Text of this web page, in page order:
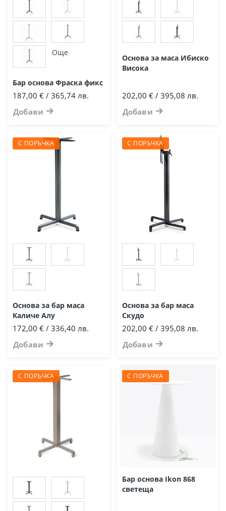
Още
Бар основа Фраска фикс
187,00 € / 365,74 лв.
Добави
Основа за маса Ибиско
Висока
202,00 € / 395,08 лв.
Добави
С ПОРЪЧКА
Основа за бар маса
Каличе Алу
172,00 € / 336,40 лв.
Добави
С ПОРЪЧКА
Основа за бар маса
Скудо
202,00 € / 395,08 лв.
Добави
С ПОРЪЧКА С ПОРЪЧКА
Бар основа Ikon 868
светеща